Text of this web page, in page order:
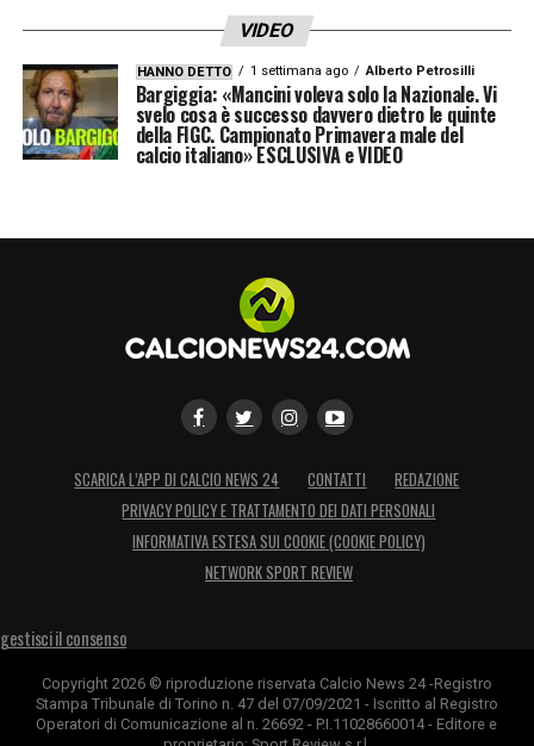
diventa presto uno dei migliori
centrocampisti della Serie A: in maglia
azzurra gioca complessivamente 364
partite, segna 51 gol e colleziona 64
presenze in Champions League.
qualità, abile nel tiro dalla distanza e capace
di segnare reti importanti e spettacolari,
che nel 2022/23 vince uno storico Scudetto,
Giocatore simbolo della sua Nazionale,
Zieliński ha collezionato 93 presenze e 12
gol con la Polonia, partecipando anche a tre
in una vittoria per 2-0 contro l’Arabia Saudita.
VIDEO
HANNO DETTO 1 settimana ago Alberto Petrosilli
Bargiggia: «Mancini voleva solo la Nazionale. Vi
svelo cosa è successo davvero dietro le quinte
della FIGC. Campionato Primavera male del
calcio italiano» ESCLUSIVA e VIDEO
SCARICA L’APP DI CALCIO NEWS 24 CONTATTI
REDAZIONE
PRIVACY POLICY E TRATTAMENTO DEI DATI PERSONALI
INFORMATIVA ESTESA SUI COOKIE (COOKIE POLICY)
NETWORK SPORT REVIEW
gestisci il consenso
Copyright 2026 © riproduzione riservata Calcio News 24 -Registro
Stampa Tribunale di Torino n. 47 del 07/09/2021 - Iscritto al Registro
Operatori di Comunicazione al n. 26692 - P.I.11028660014 - Editore e